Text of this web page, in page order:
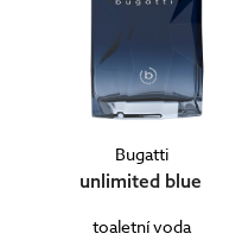
Bugatti
unlimited blue
toaletní voda